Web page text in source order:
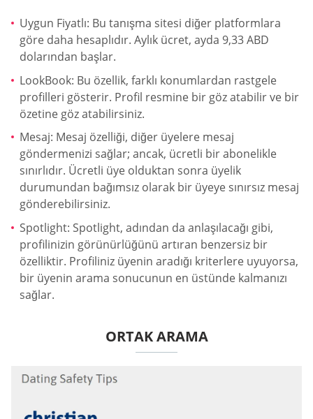
Uygun Fiyatlı: Bu tanışma sitesi diğer platformlara
göre daha hesaplıdır. Aylık ücret, ayda 9,33 ABD
dolarından başlar.
LookBook: Bu özellik, farklı konumlardan rastgele
profilleri gösterir. Profil resmine bir göz atabilir ve bir
özetine göz atabilirsiniz.
Mesaj: Mesaj özelliği, diğer üyelere mesaj
göndermenizi sağlar; ancak, ücretli bir abonelikle
sınırlıdır. Ücretli üye olduktan sonra üyelik
durumundan bağımsız olarak bir üyeye sınırsız mesaj
gönderebilirsiniz.
Spotlight: Spotlight, adından da anlaşılacağı gibi,
profilinizin görünürlüğünü artıran benzersiz bir
özelliktir. Profiliniz üyenin aradığı kriterlere uyuyorsa,
bir üyenin arama sonucunun en üstünde kalmanızı
sağlar.
ORTAK ARAMA